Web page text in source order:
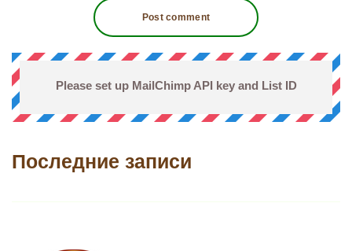
Please set up MailChimp API key and List ID
Последние записи